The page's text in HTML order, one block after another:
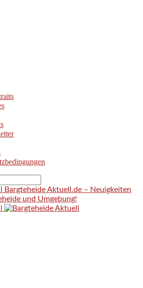
Bargteheide Aktuell.de – Neuigkeiten
und Umgebung!